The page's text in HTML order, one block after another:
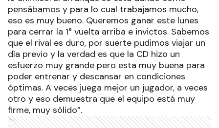
pensábamos y para lo cual trabajamos mucho,
eso es muy bueno. Queremos ganar este lunes
para cerrar la 1° vuelta arriba e invictos. Sabemos
que el rival es duro, por suerte pudimos viajar un
día previo y la verdad es que la CD hizo un
esfuerzo muy grande pero esta muy buena para
poder entrenar y descansar en condiciones
óptimas. A veces juega mejor un jugador, a veces
otro y eso demuestra que el equipo está muy
firme, muy sólido”.
Ads